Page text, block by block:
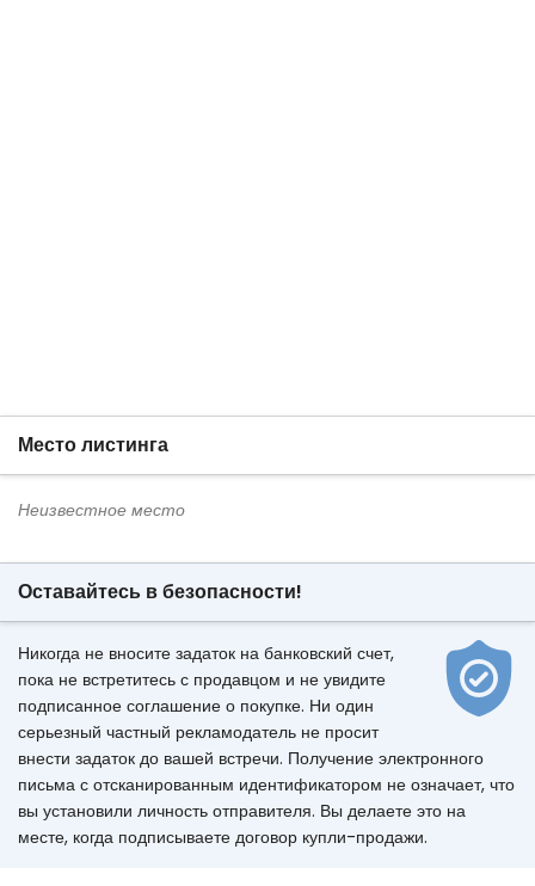
Место листинга
Неизвестное место
Оставайтесь в безопасности!
Никогда не вносите задаток на банковский счет,
пока не встретитесь с продавцом и не увидите
подписанное соглашение о покупке. Ни один
серьезный частный рекламодатель не просит
внести задаток до вашей встречи. Получение электронного
письма с отсканированным идентификатором не означает, что
вы установили личность отправителя. Вы делаете это на
месте, когда подписываете договор купли-продажи.